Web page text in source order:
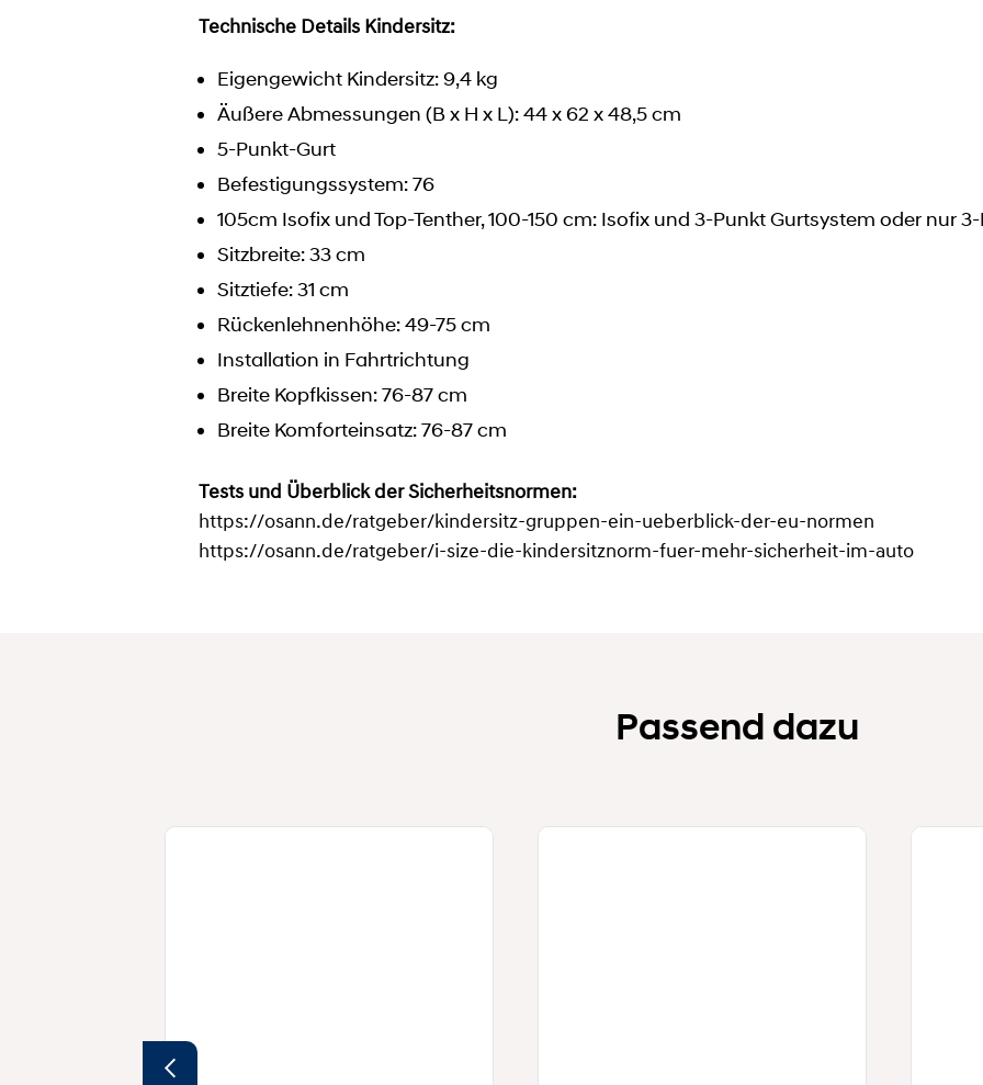
Technische Details Kindersitz:
Eigengewicht Kindersitz: 9,4 kg
Äußere Abmessungen (B x H x L): 44 x 62 x 48,5 cm
5-Punkt-Gurt
Befestigungssystem: 76
105cm Isofix und Top-Tenther, 100-150 cm: Isofix und 3-Punkt Gurtsystem oder nur
Sitzbreite: 33 cm
Sitztiefe: 31 cm
Rückenlehnenhöhe: 49-75 cm
Installation in Fahrtrichtung
Breite Kopfkissen: 76-87 cm
Breite Komforteinsatz: 76-87 cm
Tests und Überblick der Sicherheitsnormen:
https://osann.de/ratgeber/kindersitz-gruppen-ein-ueberblick-der-eu-normen
https://osann.de/ratgeber/i-size-die-kindersitznorm-fuer-mehr-sicherheit-im-auto
Passend dazu